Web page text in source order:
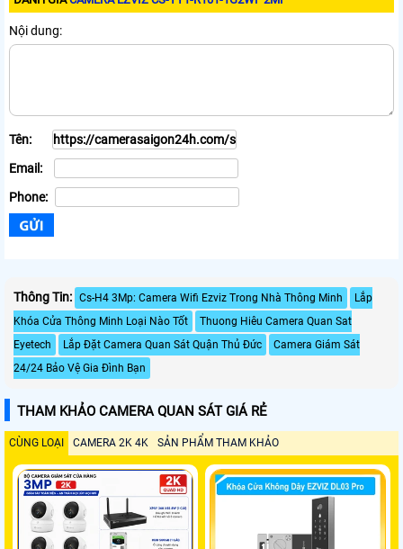
Nội dung:
Tên:
Email:
Phone:
Thông Tin: Cs-H4 3Mp: Camera Wifi Ezviz Trong Nhà Thông Minh
Lắp
Khóa Cửa Thông Minh Loại Nào Tốt
Thuong Hiêu Camera Quan Sat
Eyetech
Lắp Đặt Camera Quan Sát Quận Thủ Đức
Camera Giám Sát
24/24 Bảo Vệ Gia Đình Bạn
THAM KHẢO CAMERA QUAN SÁT GIÁ RẺ
CÙNG LOẠI CAMERA 2K 4K SẢN PHẨM THAM KHẢO